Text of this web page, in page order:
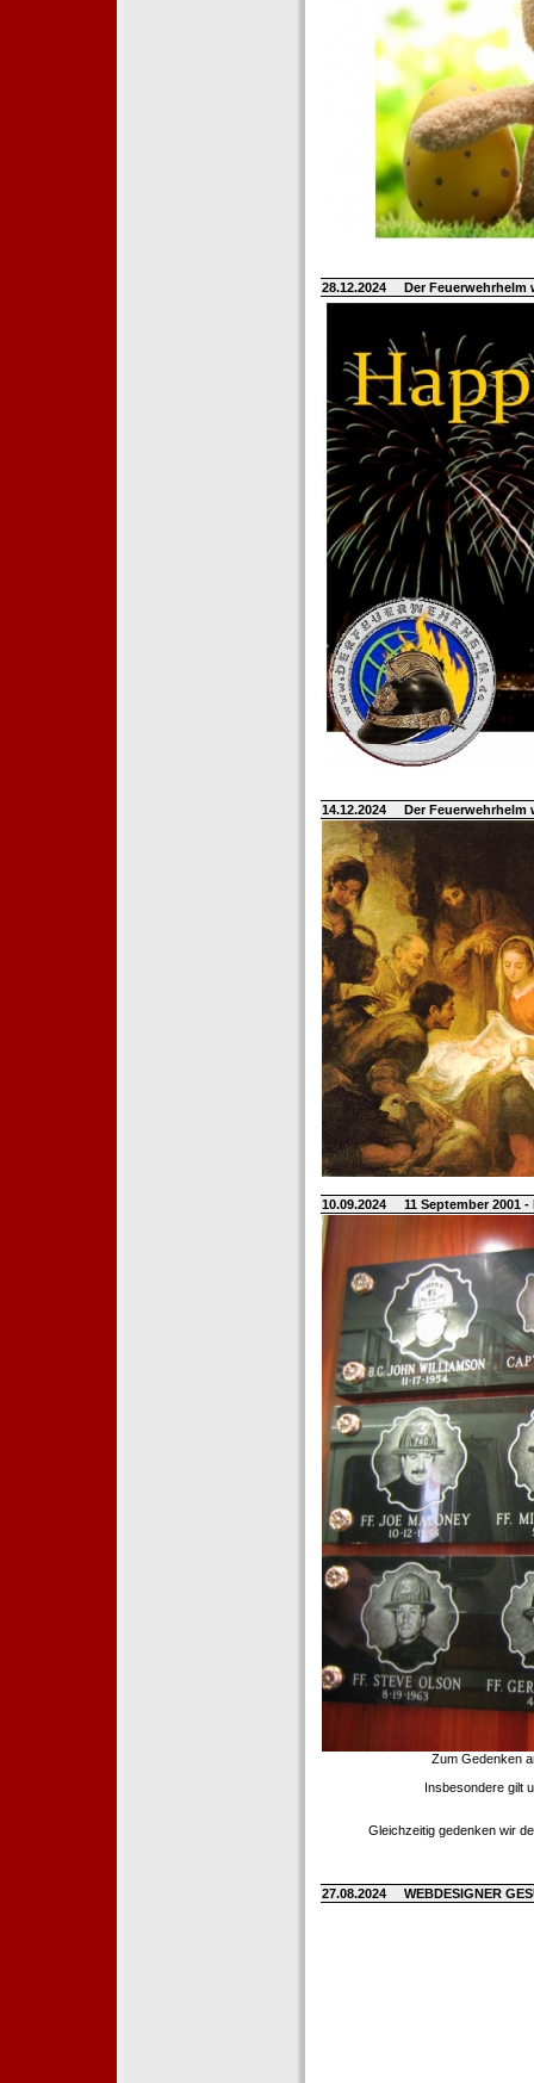
28.12.2024 Der
14.12.2024 Der
10.09.2024 11 September 2001
Zum Gedenken
Insbesondere gilt
Gleichzeitig gedenken wir
27.08.2024 WEBDESIGNER